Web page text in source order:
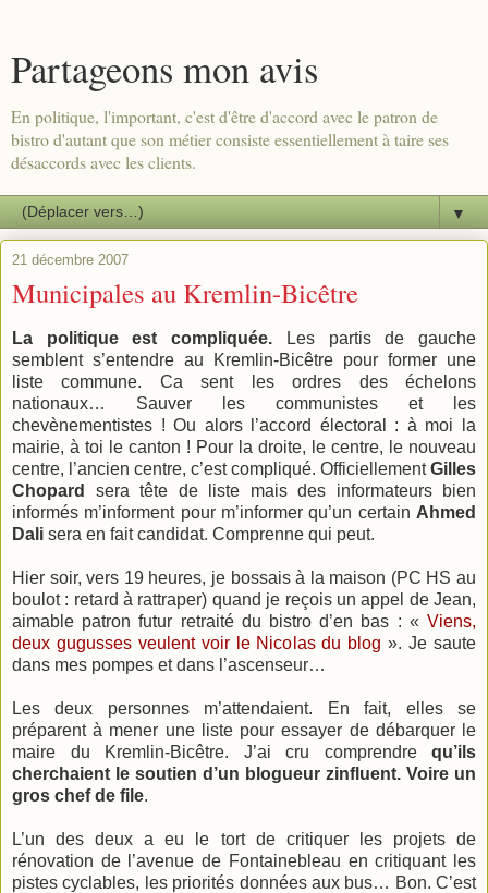
Partageons mon avis
En politique, l'important, c'est d'être d'accord avec le patron de
bistro d'autant que son métier consiste essentiellement à taire ses
désaccords avec les clients.
▼
21 décembre 2007
Municipales au Kremlin-Bicêtre
La politique est compliquée. Les partis de gauche
semblent s’entendre au Kremlin-Bicêtre pour former une
liste commune. Ca sent les ordres des échelons
nationaux… Sauver les communistes et les
chevènementistes ! Ou alors l’accord électoral : à moi la
mairie, à toi le canton ! Pour la droite, le centre, le nouveau
centre, l’ancien centre, c’est compliqué. OfficiellementGilles
Chopard
sera tête de liste mais des informateurs bien
informés m’informent pour m’informer qu’un certain Ahmed
Dali sera en fait candidat. Comprenne qui peut.
Hier soir, vers 19 heures, je bossais à la maison (PC HS au
boulot : retard à rattraper) quand je reçois un appel de Jean,
aimable patron futur retraité du bistro d’en bas : « Viens,
deux gugusses veulent voir le Nicolas du blog». Je saute
dans mes pompes et dans l’ascenseur…
Les deux personnes m’attendaient. En fait, elles se
préparent à mener une liste pour essayer de débarquer le
maire du Kremlin-Bicêtre. J’ai cru comprendre qu’ils
cherchaient le soutien d’un blogueur zinfluent. Voire un
gros chef de file.
L’un des deux a eu le tort de critiquer les projets de
rénovation de l’avenue de Fontainebleau en critiquant les
pistes cyclables, les priorités données aux bus… Bon. C’est